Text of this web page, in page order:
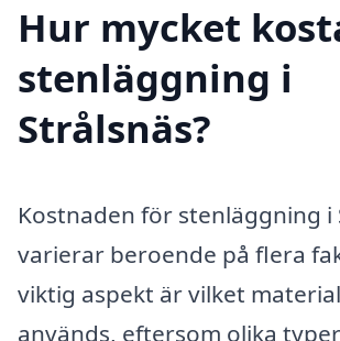
Hur mycket
stenläggning i
Strålsnäs?
Kostnaden för stenläggning i
varierar beroende på flera
viktig aspekt är vilket
används, eftersom olika